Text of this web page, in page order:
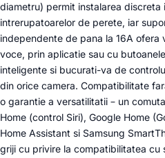
diametru) permit instalarea discreta
intrerupatoarelor de perete, iar
independente de pana la 16A ofera
voce, prin aplicatie sau cu
inteligente si bucurati-va de
din orice camera. Compatibilitate
o garantie a versatilitatii – un
Home (control Siri), Google Home
Home Assistant si Samsung
griji cu privire la compatibilitatea cu